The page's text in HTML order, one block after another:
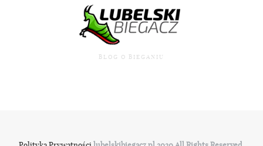
BLOG O BIEGANIU